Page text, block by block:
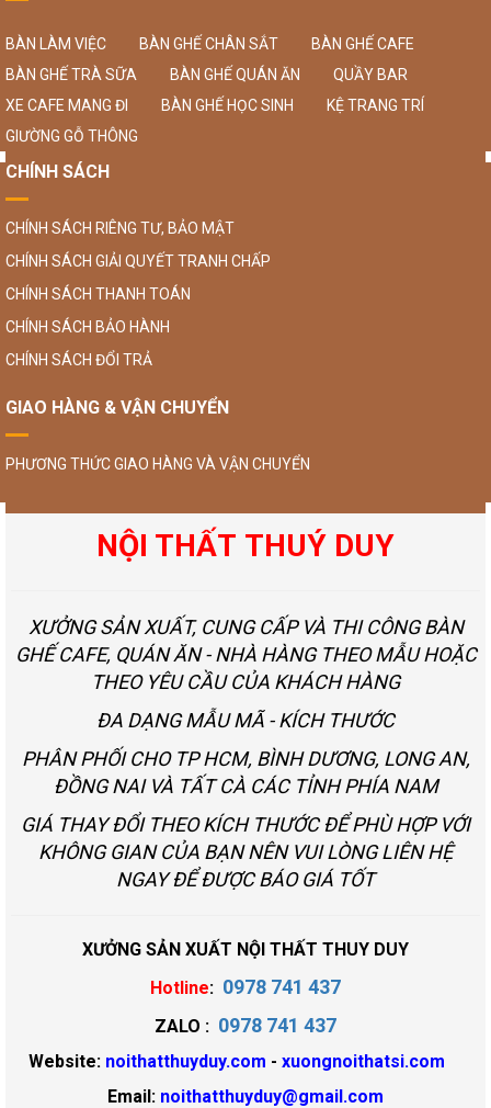
BÀN LÀM VIỆC BÀN GHẾ CHÂN SẮT
BÀN GHẾ CAFE
BÀN GHẾ TRÀ SỮA
BÀN GHẾ QUÁN ĂN
QUẦY BAR
XE CAFE MANG ĐI
BÀN GHẾ HỌC SINH
KỆ TRANG TRÍ
GIƯỜNG GỖ THÔNG
CHÍNH SÁCH
CHÍNH SÁCH RIÊNG TƯ, BẢO MẬT
CHÍNH SÁCH GIẢI QUYẾT TRANH CHẤP
CHÍNH SÁCH THANH TOÁN
CHÍNH SÁCH BẢO HÀNH
CHÍNH SÁCH ĐỔI TRẢ
GIAO HÀNG & VẬN CHUYỂN
PHƯƠNG THỨC GIAO HÀNG VÀ VẬN CHUYỂN
NỘI THẤT THUÝ DUY
XƯỞNG SẢN XUẤT, CUNG CẤP VÀ THI CÔNG BÀN
GHẾ CAFE, QUÁN ĂN - NHÀ HÀNG THEO MẪU HOẶC
THEO YÊU CẦU CỦA KHÁCH HÀNG
ĐA DẠNG MẪU MÃ - KÍCH THƯỚC
PHÂN PHỐI CHO TP HCM, BÌNH DƯƠNG, LONG AN,
ĐỒNG NAI VÀ TẤT CÀ CÁC TỈNH PHÍA NAM
GIÁ THAY ĐỔI THEO KÍCH THƯỚC ĐỂ PHÙ HỢP VỚI
KHÔNG GIAN CỦA BẠN NÊN VUI LÒNG LIÊN HỆ
NGAY ĐỂ ĐƯỢC BÁO GIÁ TỐT
XƯỞNG SẢN XUẤT NỘI THẤT THUY DUY
Hotline: 0978 741 437
ZALO : 0978 741 437
Website: noithatthuyduy.com - xuongnoithatsi.com
Email: noithatthuyduy@gmail.com